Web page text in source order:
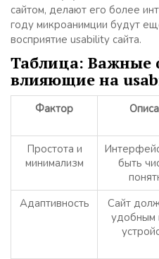
сайтом, делают его более
году микроанимции будут
восприятие usability сайта.
Таблица: Важные
влияющие на
Фактор
Простота и
минимализм
быть
Адаптивность
Сайт
удобным